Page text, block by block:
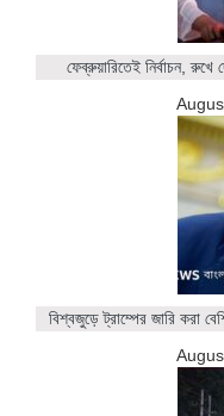
ফেব্রুয়ারিতেই নির্বাচন,
বিশ্বজুড়ে ট্রাম্পের জারি করা